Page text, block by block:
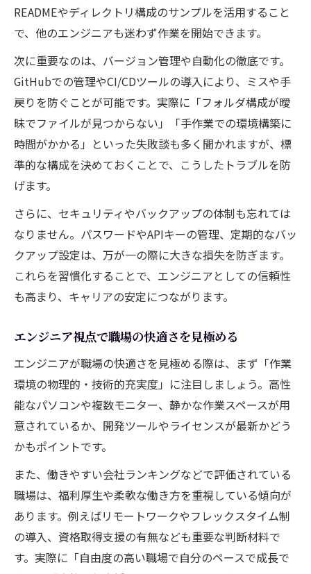
環境構築が一番難しい悩みの克服法
決策
環境構築が一番難しい時のエンジニア対処
法
エンジニアの悩みを乗り越える環境整備ポ
イント
エンジニアが実践した環境構築の成功体験
談
失敗しないフォルダ構成の考え方解説
エンジニアが実践するフォルダ構成の基本
失敗しないエンジニア向けディレクトリ設
計術
エンジニア視点で考えるフォルダ構成の要
点
GitHubで役立つREADMEとディレクトリ構
成例
エンジニアの効率化に繋がるフォルダ整備
法
READMEやディレクトリ構成のサンプルを活用すること
で、他のエンジニアも迷わず作業を開始できます。
次に重要なのは、バージョン管理や自動化の徹底です。
GitHubでの管理やCI/CDツールの導入により、ミスや手
戻りを防ぐことが可能です。実際に「フォルダ構成が曖
昧でファイルが見つからない」「手作業での環境構築に
時間がかかる」といった失敗談も多く聞かれますが、標
準的な構成を決めておくことで、こうしたトラブルを防
げます。
さらに、セキュリティやバックアップの体制も忘れては
なりません。パスワードやAPIキーの管理、定期的なバッ
クアップ設定は、万が一の際に大きな損失を防ぎます。
これらを習慣化することで、エンジニアとしての信頼性
も高まり、キャリアの安定につながります。
エンジニア視点で職場の快適さを見極める
エンジニアが職場の快適さを見極める際は、まず「作業
環境の物理的・技術的充実度」に注目しましょう。高性
能なパソコンや複数モニター、静かな作業スペースが用
意されているか、開発ツールやライセンスが最新かどう
かもポイントです。
また、働きやすい会社ランキングなどで評価されている
職場は、福利厚生や柔軟な働き方を重視している傾向が
あります。例えばリモートワークやフレックスタイム制
の導入、資格取得支援の有無なども重要な判断材料で
す。実際に「自由度の高い職場で自分のペースで成長で